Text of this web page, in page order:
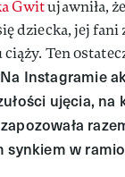
Gwitujawniła,
dziecka, jej
Ten
Na Instagramie
ujęcia, na
synkiem w